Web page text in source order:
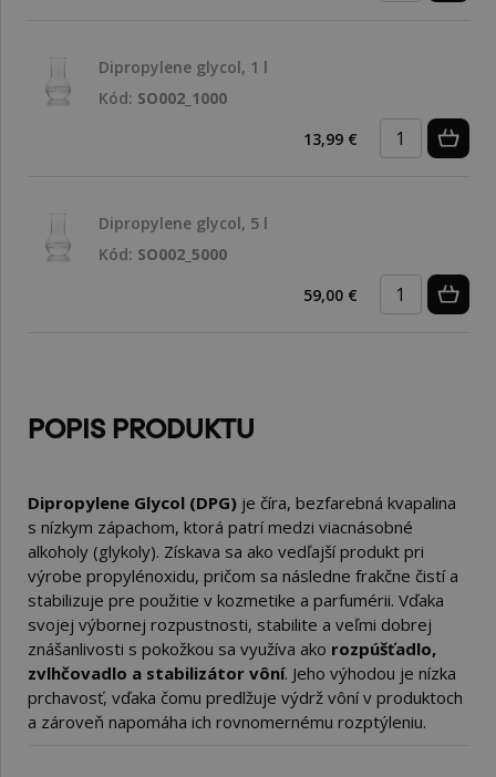
Dipropylene glycol, 1 l
Kód: SO002_1000
13,99 €
Dipropylene glycol, 5 l
Kód: SO002_5000
59,00 €
POPIS PRODUKTU
Dipropylene Glycol (DPG) je číra, bezfarebná kvapalina
s nízkym zápachom, ktorá patrí medzi viacnásobné
alkoholy (glykoly). Získava sa ako vedľajší produkt pri
výrobe propylénoxidu, pričom sa následne frakčne čistí a
stabilizuje pre použitie v kozmetike a parfumérii. Vďaka
svojej výbornej rozpustnosti, stabilite a veľmi dobrej
znášanlivosti s pokožkou sa využíva ako rozpúšťadlo,
zvlhčovadlo a stabilizátor vôní. Jeho výhodou je nízka
prchavosť, vďaka čomu predlžuje výdrž vôní v produktoch
a zároveň napomáha ich rovnomernému rozptýleniu.